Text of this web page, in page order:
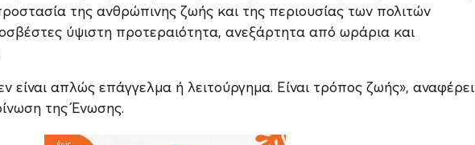
της ανθρώπινης ζωής και της περιουσίας των πολιτών
ύψιστη προτεραιότητα, ανεξάρτητα από ωράρια και
είναι απλώς επάγγελμα ή λειτούργημα. Είναι τρόπος ζωής», αναφέρει
της Ένωσης.